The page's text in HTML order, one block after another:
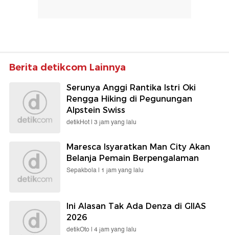
Berita detikcom Lainnya
Serunya Anggi Rantika Istri Oki
Rengga Hiking di Pegunungan
Alpstein Swiss
detikHot | 3 jam yang lalu
Maresca Isyaratkan Man City Akan
Belanja Pemain Berpengalaman
Sepakbola | 1 jam yang lalu
Ini Alasan Tak Ada Denza di GIIAS
2026
detikOto | 4 jam yang lalu